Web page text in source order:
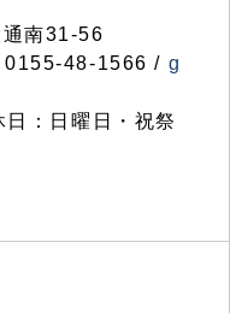
南31-56
48-1566 / g
：日曜日・祝祭